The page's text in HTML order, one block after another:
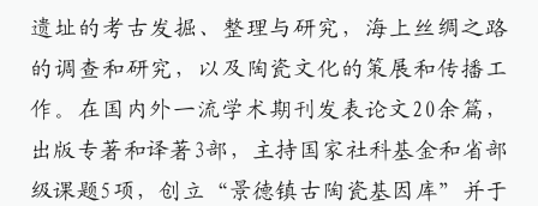
遗址的考古发掘、整理与研究，海上丝绸之路
的调查和研究，以及陶瓷文化的策展和传播工
作。在国内外一流学术期刊发表论文20余篇，
出版专著和译著3部，主持国家社科基金和省部
级课题5项，创立“景德镇古陶瓷基因库”并于